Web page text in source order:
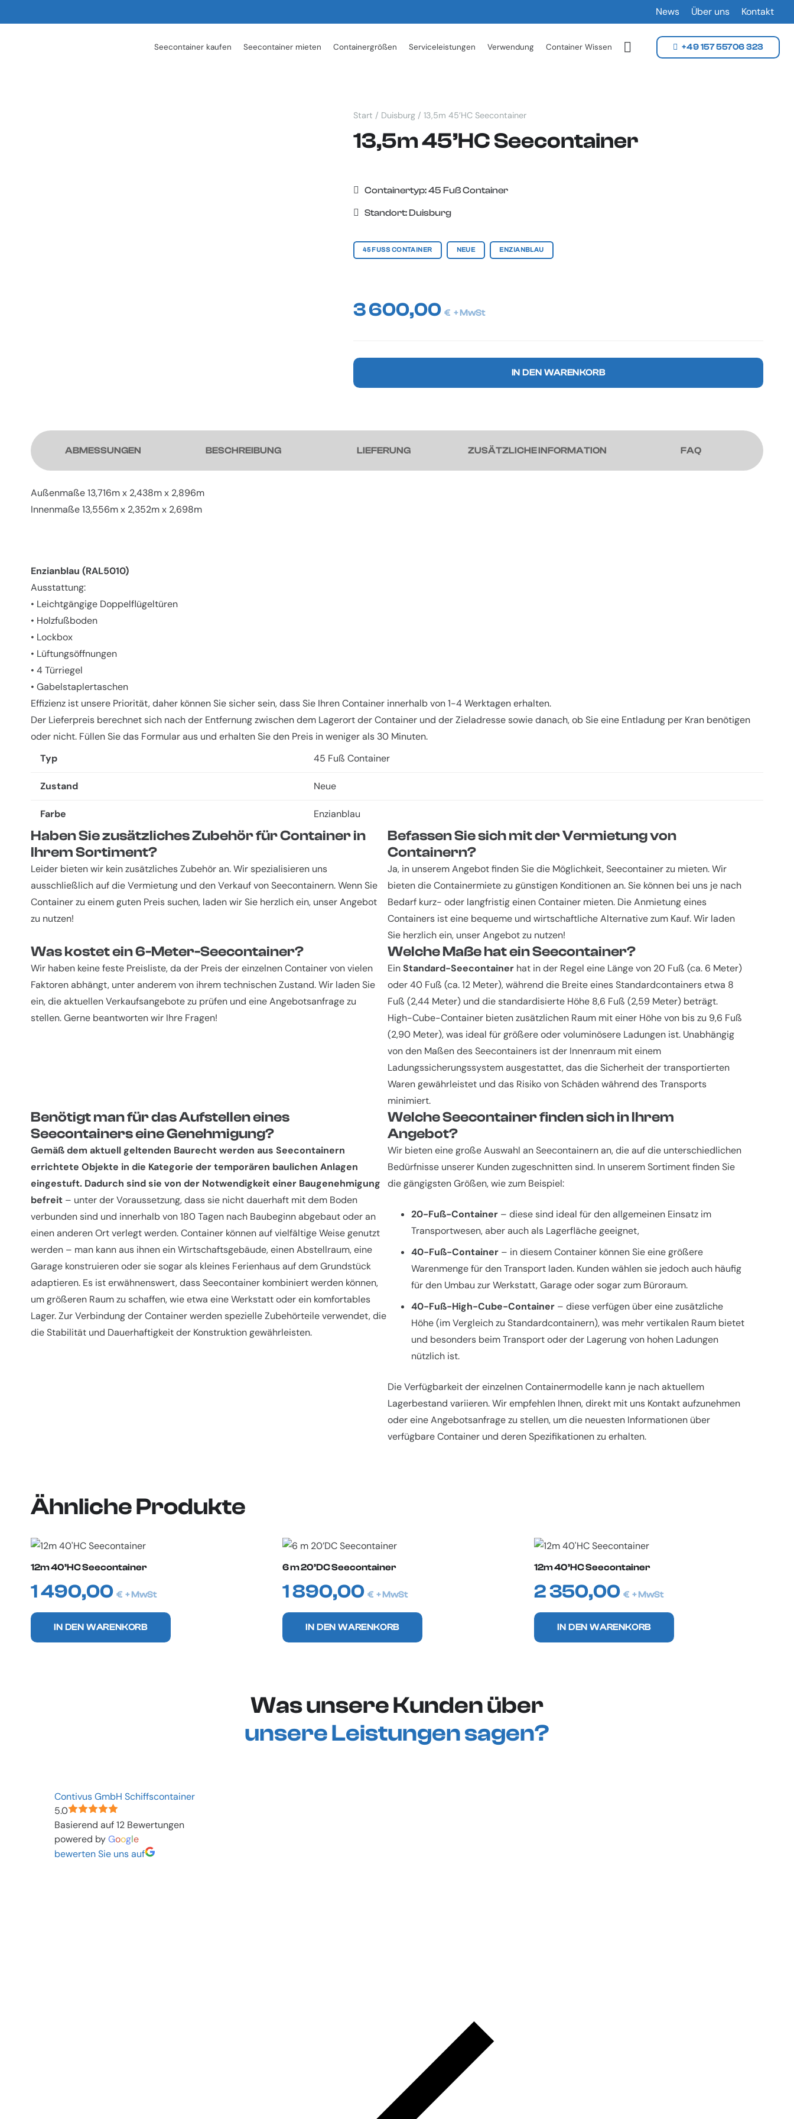
News Über uns Kontakt
Seecontainer kaufen Seecontainer mieten Containergrößen Serviceleistungen Verwendung Container Wissen +49 157 55706 323
Start / Duisburg/ 13,5m 45’HC Seecontainer
13,5m 45’HC Seecontainer
Containertyp:45 Fuß Container
Standort: Duisburg
45 FUSS CONTAINER NEUE ENZIANBLAU
3 600,00 € + MwSt
13,5m
Seecontainer
IN DEN WARENKORB
ABMESSUNGEN BESCHREIBUNG LIEFERUNG ZUSÄTZLICHE INFORMATION FAQ
Außenmaße 13,716m x 2,438m x 2,896m
Innenmaße 13,556m x 2,352m x 2,698m
Enzianblau (RAL5010)
Ausstattung:
• Leichtgängige Doppelflügeltüren
• Holzfußboden
• Lockbox
• Lüftungsöffnungen
• 4 Türriegel
• Gabelstaplertaschen
Effizienz ist unsere Priorität, daher können Sie sicher sein, dass Sie Ihren Container innerhalb von 1-4 Werktagen erhalten.
Der Lieferpreis berechnet sich nach der Entfernung zwischen dem Lagerort der Container und der Zieladresse sowie danach, ob Sie eine Entladung per Kran benötigen
oder nicht. Füllen Sie das Formular aus und erhalten Sie den Preis in weniger als 30 Minuten.
Typ
45 Fuß Container
Zustand Neue
Farbe Enzianblau
Haben Sie zusätzliches Zubehör für Container in
Ihrem Sortiment?
Leider bieten wir kein zusätzliches Zubehör an. Wir spezialisieren uns
ausschließlich auf die Vermietung und den Verkauf von Seecontainern. Wenn Sie
Container zu einem guten Preis suchen, laden wir Sie herzlich ein, unser Angebot
zu nutzen!
Befassen Sie sich mit der Vermietung von
Containern?
Ja, in unserem Angebot finden Sie die Möglichkeit, Seecontainer zu mieten. Wir
bieten die Containermiete zu günstigen Konditionen an. Sie können bei uns je nach
Bedarf kurz- oder langfristig einen Container mieten. Die Anmietung eines
Containers ist eine bequeme und wirtschaftliche Alternative zum Kauf. Wir laden
Sie herzlich ein, unser Angebot zu nutzen!
Was kostet ein 6-Meter-Seecontainer?
Wir haben keine feste Preisliste, da der Preis der einzelnen Container von vielen
Faktoren abhängt, unter anderem von ihrem technischen Zustand. Wir laden Sie
ein, die aktuellen Verkaufsangebote zu prüfen und eine Angebotsanfrage zu
stellen. Gerne beantworten wir Ihre Fragen!
Welche Maße hat ein Seecontainer?
EinStandard-Seecontainer hat in der Regel eine Länge von 20 Fuß (ca. 6 Meter)
oder 40 Fuß (ca. 12 Meter), während die Breite eines Standardcontainers etwa 8
Fuß (2,44 Meter) und die standardisierte Höhe 8,6 Fuß (2,59 Meter) beträgt.
High-Cube-Container bieten zusätzlichen Raum mit einer Höhe von bis zu 9,6 Fuß
(2,90 Meter), was ideal für größere oder voluminösere Ladungen ist. Unabhängig
von den Maßen des Seecontainers ist der Innenraum mit einem
Ladungssicherungssystem ausgestattet, das die Sicherheit der transportierten
Waren gewährleistet und das Risiko von Schäden während des Transports
minimiert.
Benötigt man für das Aufstellen eines
Seecontainers eine Genehmigung?
Gemäß dem aktuell geltenden Baurecht werden aus Seecontainern
errichtete Objekte in die Kategorie der temporären baulichen Anlagen
eingestuft. Dadurch sind sie von der Notwendigkeit einer Baugenehmigung
befreit – unter der Voraussetzung, dass sie nicht dauerhaft mit dem Boden
verbunden sind und innerhalb von 180 Tagen nach Baubeginn abgebaut oder an
einen anderen Ort verlegt werden. Container können auf vielfältige Weise genutzt
werden – man kann aus ihnen ein Wirtschaftsgebäude, einen Abstellraum, eine
Garage konstruieren oder sie sogar als kleines Ferienhaus auf dem Grundstück
adaptieren. Es ist erwähnenswert, dass Seecontainer kombiniert werden können,
um größeren Raum zu schaffen, wie etwa eine Werkstatt oder ein komfortables
Lager. Zur Verbindung der Container werden spezielle Zubehörteile verwendet, die
die Stabilität und Dauerhaftigkeit der Konstruktion gewährleisten.
Welche Seecontainer finden sich in Ihrem
Angebot?
Wir bieten eine große Auswahl an Seecontainern an, die auf die unterschiedlichen
Bedürfnisse unserer Kunden zugeschnitten sind. In unserem Sortiment finden Sie
die gängigsten Größen, wie zum Beispiel:
20-Fuß-Container – diese sind ideal für den allgemeinen Einsatz im
Transportwesen, aber auch als Lagerfläche geeignet,
40-Fuß-Container – in diesem Container können Sie eine größere
Warenmenge für den Transport laden. Kunden wählen sie jedoch auch häufig
für den Umbau zur Werkstatt, Garage oder sogar zum Büroraum.
40-Fuß-High-Cube-Container – diese verfügen über eine zusätzliche
Höhe (im Vergleich zu Standardcontainern), was mehr vertikalen Raum bietet
und besonders beim Transport oder der Lagerung von hohen Ladungen
nützlich ist.
Die Verfügbarkeit der einzelnen Containermodelle kann je nach aktuellem
Lagerbestand variieren. Wir empfehlen Ihnen, direkt mit uns Kontakt aufzunehmen
oder eine Angebotsanfrage zu stellen, um die neuesten Informationen über
verfügbare Container und deren Spezifikationen zu erhalten.
Ähnliche Produkte
12m 40’HC Seecontainer
1 490,00 € + MwSt
IN DEN WARENKORB
6 m 20’DC Seecontainer
1 890,00€ + MwSt
IN DEN WARENKORB
12m 40’HC Seecontainer
2 350,00€ + MwSt
IN DEN WARENKORB
Was unsere Kunden über
unsere Leistungen sagen?
Contivus GmbH Schiffscontainer
5.0
Basierend auf 12 Bewertungen
powered byGoogle
bewerten Sie uns auf